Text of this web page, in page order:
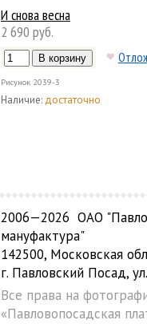
И снова весна
2 690 руб.
Рисунок 2039-3
Наличие: достаточно
2006—2026 ОАО
мануфактура"
142500, Московская
г. Павловский Посад,
Все права на
«Павловопосадская